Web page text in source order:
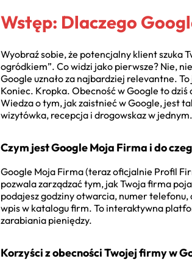
Wstęp: Dlaczego
Wyobraź sobie, że potencjalny klient szuka
ogródkiem”. Co widzi jako pierwsze? Nie,
Google uznało za najbardziej relevantne.
Koniec. Kropka. Obecność w Google to
Wiedza o tym, jak zaistnieć w Google, jest
wizytówka, recepcja i drogowskaz w
Czym jest Google Moja Firma i do
Google Moja Firma (teraz oficjalnie Profil
pozwala zarządzać tym, jak Twoja firma
podajesz godziny otwarcia, numer telefonu,
wpis w katalogu firm. To interaktywna
zarabiania pieniędzy.
Korzyści z obecności Twojej firmy w